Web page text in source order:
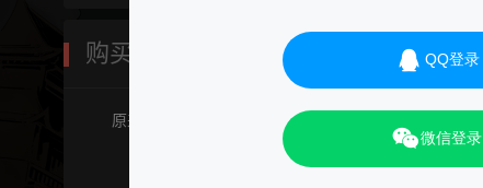
QQ登录
微信登录